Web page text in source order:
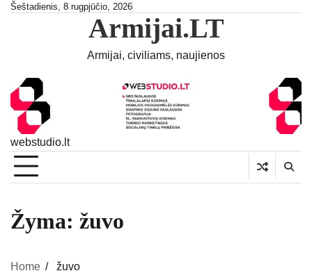
SkipŠeštadienis, 8 rugpjūčio, 2026
Armijai.LT
Armijai, civiliams, naujienos
webstudio.lt
Žyma: žuvo
Home žuvo